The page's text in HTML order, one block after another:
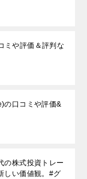
ミや評価＆評判な
の口コミや評価&
の株式投資トレー
しい価値観。#グ